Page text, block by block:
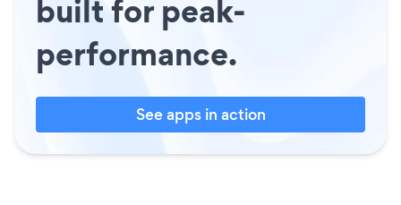
built for peak-
performance.
See apps in action